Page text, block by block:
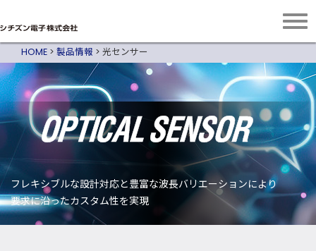
HOME > 製品情報 > 光センサー
フレキシブルな設計対応と豊富な波長バリエーションにより
要求に沿ったカスタム性を実現